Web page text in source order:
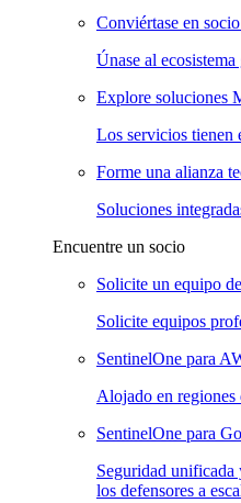
Conviértase en
Únase al
Explore soluciones
Los servicios tienen
Forme una alianza
Soluciones
Encuentre un socio
Solicite un equipo
Solicite equipos
SentinelOne para
Alojado en
SentinelOne para
Seguridad unificada
los defensores a